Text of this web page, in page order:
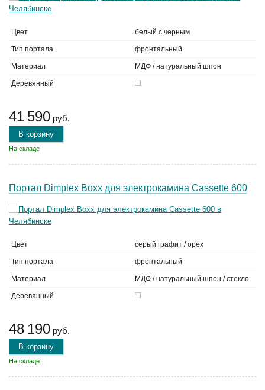
Цвет белый с черным
Тип портала фронтальный
Материал МДФ / натуральный шпон
Деревянный
41 590 руб.
В корзину
На складе
Портал Dimplex Boxx для электрокамина Cassette 600
Цвет серый графит / орех
Тип портала фронтальный
Материал МДФ / натуральный шпон / стекло
Деревянный
48 190 руб.
В корзину
На складе